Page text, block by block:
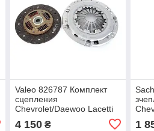
Valeo 826787 Комплект
сцепления
Chevrolet/Daewoo Lacetti
4 150₴ 1